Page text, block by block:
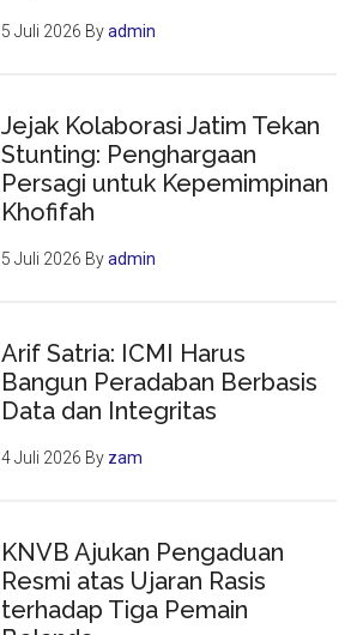
5 Juli 2026 Byadmin
Jejak Kolaborasi Jatim Tekan
Stunting: Penghargaan
Persagi untuk Kepemimpinan
Khofifah
5 Juli 2026 Byadmin
Arif Satria: ICMI Harus
Bangun Peradaban Berbasis
Data dan Integritas
4 Juli 2026 By zam
KNVB Ajukan Pengaduan
Resmi atas Ujaran Rasis
terhadap Tiga Pemain